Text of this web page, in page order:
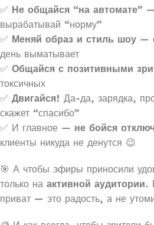
✅ Не общайся “на автомате”
вырабатывай “норму”
✅ Меняй образ и стиль шоу —
день выматывает
✅ Общайся с позитивными
токсичных
✅ Двигайся! Да-да, зарядка,
скажет “спасибо”
✅ И главное — не бойся
клиенты никуда не денутся 😉
🎯 А чтобы эфиры приносили
только на активной аудитории.
приват — это радость, а не